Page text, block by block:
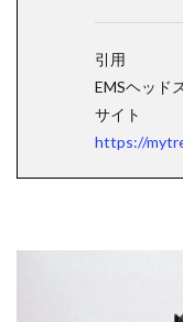
引用
EMSヘッド
サイト
https://